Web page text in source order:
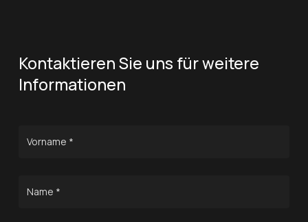
Kontaktieren Sie uns für weitere
Informationen